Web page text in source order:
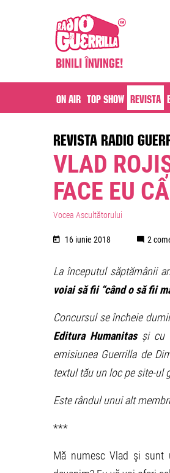
On air Top Show Revista
REVISTA RADIO
VLAD
FACE EU
Vocea Ascultătorului
16 iunie 2018 2
La începutul săptămânii
voiai să fii “când o să fii
Concursul se încheie
Editura Humanitasși cu
emisiunea Guerrilla de
textul tău un loc pe site-ul
Este rândul unui alt
***
Mă numesc Vlad şi sunt